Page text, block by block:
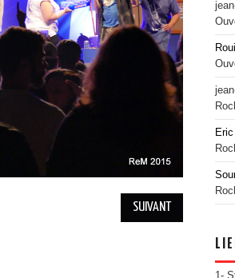
SUIVANT
1-